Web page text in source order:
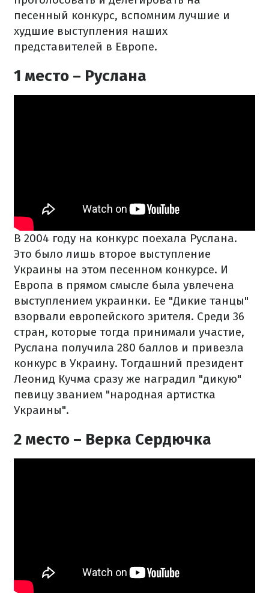
песенный конкурс, вспомним лучшие и
худшие выступления наших
представителей в Европе.
1 место – Руслана
В 2004 году на конкурс поехала Руслана.
Это было лишь второе выступление
Украины на этом песенном конкурсе. И
Европа в прямом смысле была увлечена
выступлением украинки. Ее "Дикие танцы"
взорвали европейского зрителя. Среди 36
стран, которые тогда принимали участие,
Руслана получила 280 баллов и привезла
конкурс в Украину. Тогдашний президент
Леонид Кучма сразу же наградил "дикую"
певицу званием "народная артистка
Украины".
2 место – Верка Сердючка